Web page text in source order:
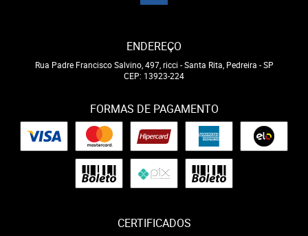
ENDEREÇO
Rua Padre Francisco Salvino, 497, ricci -Santa Rita, Pedreira -SP
CEP: 13923-224
FORMAS DE PAGAMENTO
CERTIFICADOS